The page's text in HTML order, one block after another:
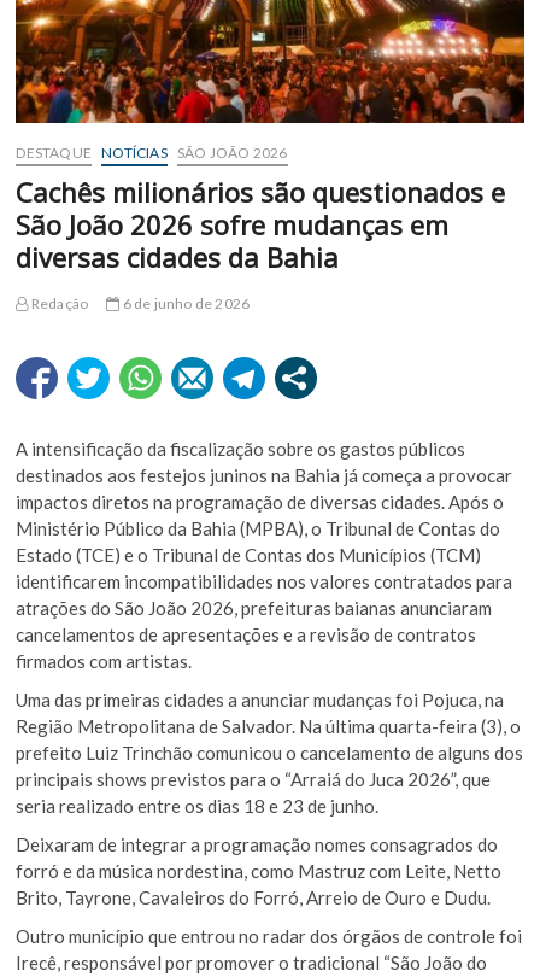
DESTAQUE NOTÍCIAS SÃO JOÃO 2026
Cachês milionários são questionados e
São João 2026 sofre mudanças em
diversas cidades da Bahia
Redação 6 de junho de 2026
A intensificação da fiscalização sobre os gastos públicos
destinados aos festejos juninos na Bahia já começa a provocar
impactos diretos na programação de diversas cidades. Após o
Ministério Público da Bahia (MPBA), o Tribunal de Contas do
Estado (TCE) e o Tribunal de Contas dos Municípios (TCM)
identificarem incompatibilidades nos valores contratados para
atrações do São João 2026, prefeituras baianas anunciaram
cancelamentos de apresentações e a revisão de contratos
firmados com artistas.
Uma das primeiras cidades a anunciar mudanças foi Pojuca, na
Região Metropolitana de Salvador. Na última quarta-feira (3), o
prefeito Luiz Trinchão comunicou o cancelamento de alguns dos
principais shows previstos para o “Arraiá do Juca 2026”, que
seria realizado entre os dias 18 e 23 de junho.
Deixaram de integrar a programação nomes consagrados do
forró e da música nordestina, como Mastruz com Leite, Netto
Brito, Tayrone, Cavaleiros do Forró, Arreio de Ouro e Dudu.
Outro município que entrou no radar dos órgãos de controle foi
Irecê, responsável por promover o tradicional “São João do